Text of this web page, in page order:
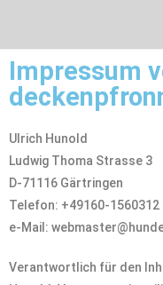
Impressum
Ulrich Hunold
Ludwig Thoma Strasse 3
D-71116 Gärtringen
Telefon: +49160-1560312
e-Mail:
Verantwortlich für den